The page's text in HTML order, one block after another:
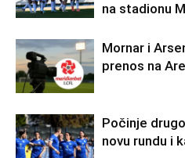
na stadionu
Mornar i
prenos na
Počinje
novu rundu i